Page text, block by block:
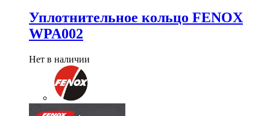
Уплотнительное кольцо FENOX
WPA002
Нет в наличии